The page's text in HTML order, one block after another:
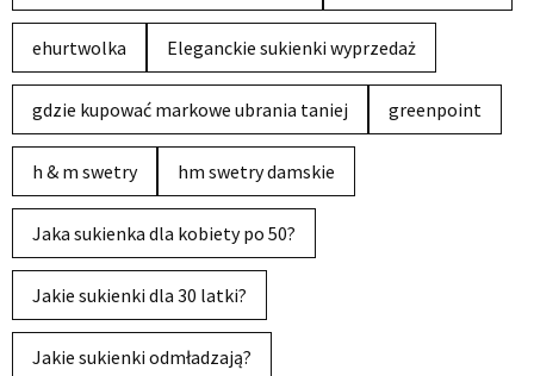
ehurtwolka Eleganckie sukienki wyprzedaż
gdzie kupować markowe ubrania taniej greenpoint
h & m swetry hm swetry damskie
Jaka sukienka dla kobiety po 50?
Jakie sukienki dla 30 latki?
Jakie sukienki odmładzają?